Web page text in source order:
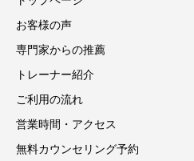
お客様の声
専門家からの推薦
トレーナー紹介
ご利用の流れ
営業時間・アクセス
無料カウンセリング予約